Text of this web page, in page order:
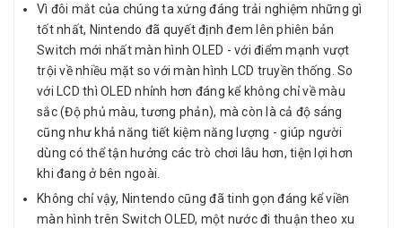
Vì đôi mắt của chúng ta xứng đáng trải nghiệm những gì
tốt nhất, Nintendo đã quyết định đem lên phiên bản
Switch mới nhất màn hình OLED - với điểm mạnh vượt
trội về nhiều mặt so với màn hình LCD truyền thống. So
với LCD thì OLED nhỉnh hơn đáng kể không chỉ về màu
sắc (Độ phủ màu, tương phản), mà còn là cả độ sáng
cũng như khả năng tiết kiệm năng lượng - giúp người
dùng có thể tận hưởng các trò chơi lâu hơn, tiện lợi hơn
khi đang ở bên ngoài.
Không chỉ vậy, Nintendo cũng đã tinh gọn đáng kể viền
màn hình trên Switch OLED, một nước đi thuận theo xu